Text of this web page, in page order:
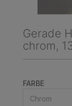
Gerade
chrom,
FARBE